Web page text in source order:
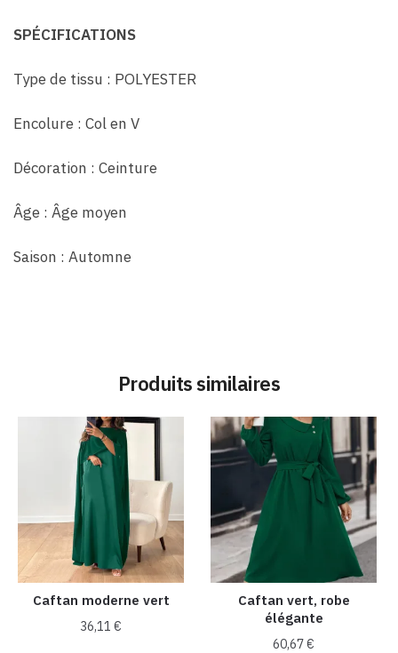
SPÉCIFICATIONS
Type de tissu : POLYESTER
Encolure : Col en V
Décoration : Ceinture
Âge : Âge moyen
Saison : Automne
Produits similaires
Caftan moderne vert
36,11€
Caftan vert, robe
élégante
60,67€